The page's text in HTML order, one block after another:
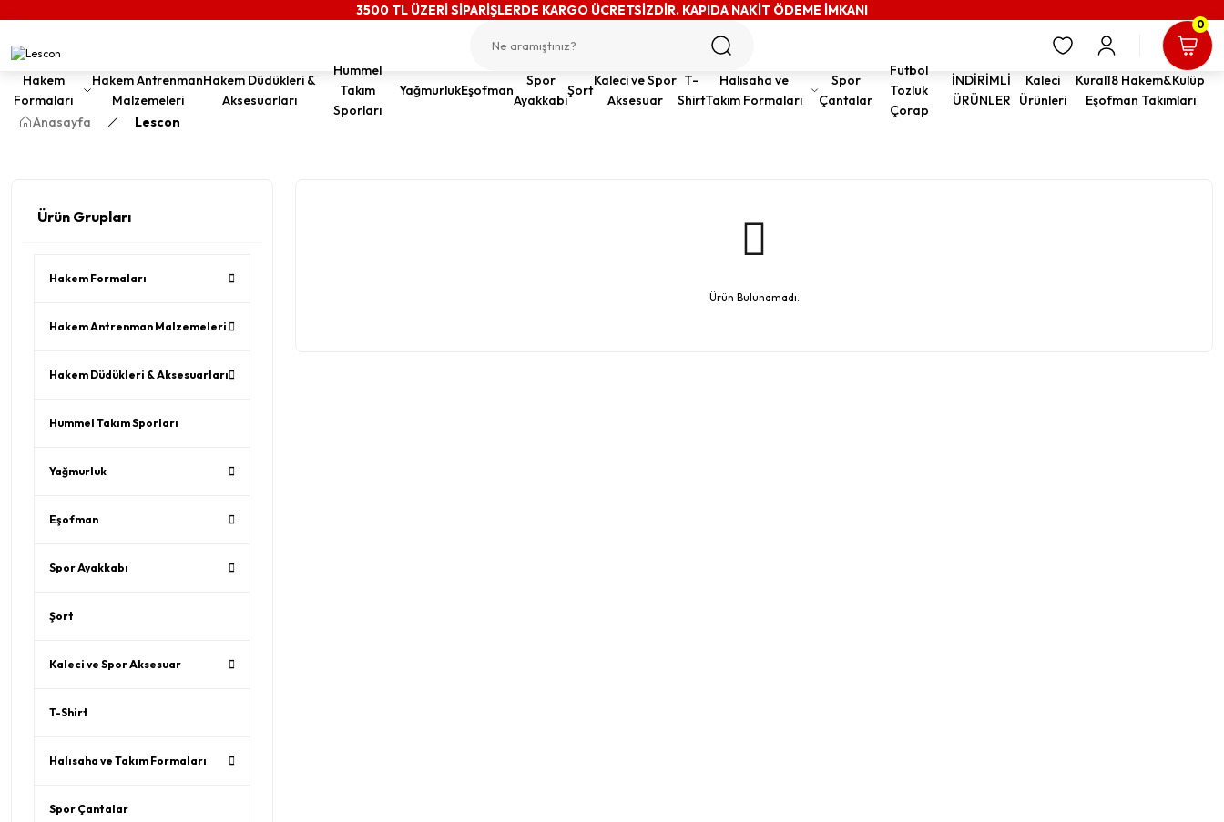
3500 TL ÜZERİ SİPARİŞLERDE KARGO ÜCRETSİZDİR. KAPIDA NAKİT ÖDEME İMKANI
0
Hakem
Formaları
Hakem Antrenman
Malzemeleri
Hakem Düdükleri &
Aksesuarları
Hummel
Takım
Sporları
YağmurlukEşofman
Spor
Ayakkabı
Şort
Kaleci ve Spor
Aksesuar
T-
Shirt
Halısaha ve
Takım Formaları
Spor
Çantalar
Futbol
Tozluk
Çorap
İNDİRİMLİ
ÜRÜNLER
Kaleci
Ürünleri
Kural18 Hakem&Kulüp
Eşofman Takımları
Anasayfa
Lescon
Ürün Grupları
Hakem Formaları
Hakem Antrenman Malzemeleri
Hakem Düdükleri & Aksesuarları
Hummel Takım Sporları
Yağmurluk
Eşofman
Spor Ayakkabı
Şort
Kaleci ve Spor Aksesuar
T-Shirt
Halısaha ve Takım Formaları
Spor Çantalar
Ürün Bulunamadı.